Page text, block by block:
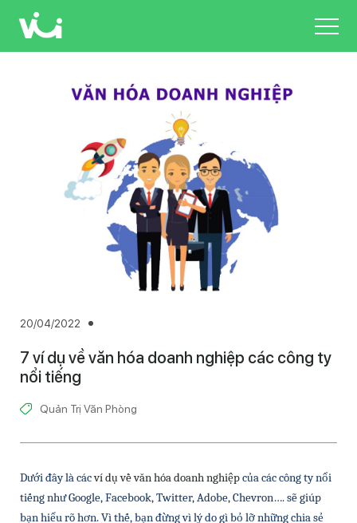
main
20/04/2022
7 ví dụ về văn hóa doanh nghiệp các công ty
nổi tiếng
Quản Trị Văn Phòng
Dưới đây là các ví dụ về văn hóa doanh nghiệp của các công ty nổi
tiếng như Google, Facebook, Twitter, Adobe, Chevron…. sẽ giúp
bạn hiểu rõ hơn. Vì thế, bạn đừng vì lý do gì bỏ lỡ những chia sẻ